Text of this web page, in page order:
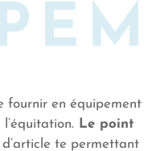
fournir en équipement
Le point
te permettant